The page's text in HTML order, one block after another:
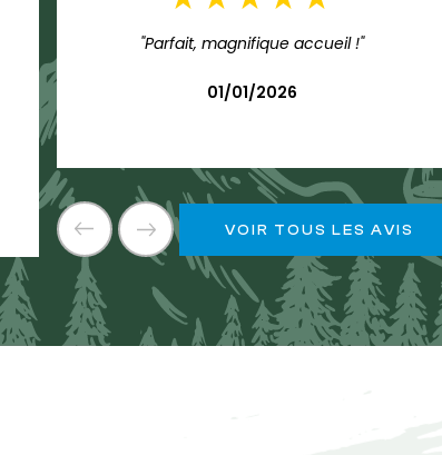
"Parfait, magnifique accueil !"
01/01/2026
VOIR TOUS LES AVIS